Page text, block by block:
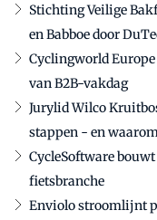
Stichting Veilige
en Babboe door
Cyclingworld
van B2B-vakdag
Jurylid Wilco
stappen - en
CycleSoftware
fietsbranche
Enviolo stroomlijnt